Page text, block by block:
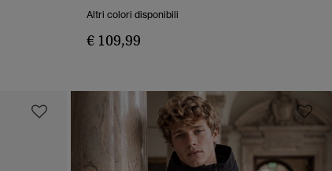
Altri colori disponibili
€ 109,99